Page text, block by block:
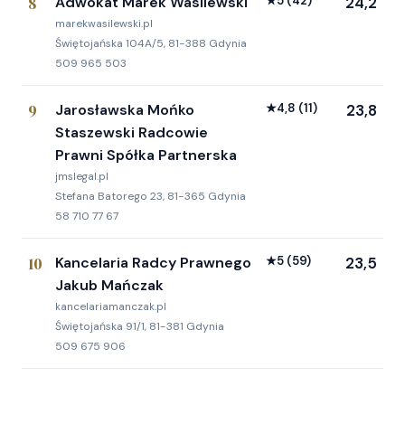
marekwasilewski.pl
Świętojańska 104A/5, 81-388 Gdynia
509 965 503
9
Jarosławska Mońko
Staszewski Radcowie
Prawni Spółka Partnerska
jmslegal.pl
Stefana Batorego 23, 81-365 Gdynia
58 710 77 67
★4,8 (11) 23,8
10
Kancelaria Radcy Prawnego
Jakub Mańczak
kancelariamanczak.pl
Świętojańska 91/1, 81-381 Gdynia
509 675 906
★5 (59) 23,5